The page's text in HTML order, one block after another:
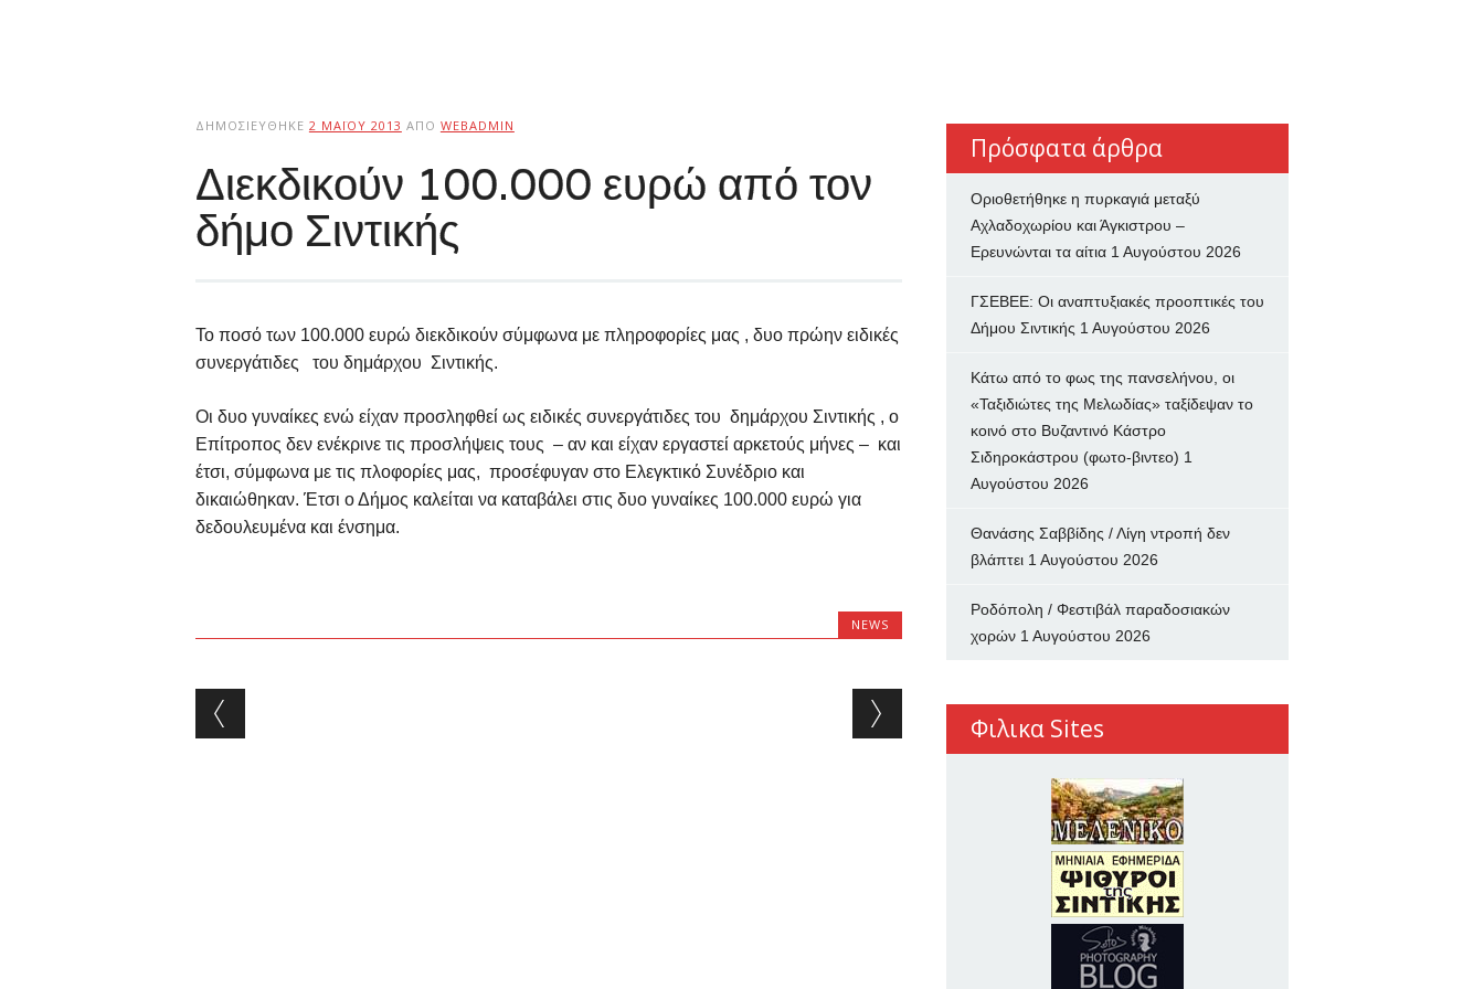
ΔΗΜΟΣΙΕΎΘΗΚΕ 2 ΜΑΪ́ΟΥ 2013 ΑΠΌ WEBADMIN
Διεκδικούν 100.000 ευρώ από τον
δήμο Σιντικής
Το ποσό των 100.000 ευρώ διεκδικούν σύμφωνα με πληροφορίες μας , δυο πρώην ειδικές
συνεργάτιδες του δημάρχου Σιντικής.
Οι δυο γυναίκες ενώ είχαν προσληφθεί ως ειδικές συνεργάτιδες του δημάρχου Σιντικής , ο
Επίτροπος δεν ενέκρινε τις προσλήψεις τους – αν και είχαν εργαστεί αρκετούς μήνες – και
έτσι, σύμφωνα με τις πλοφορίες μας, προσέφυγαν στο Ελεγκτικό Συνέδριο και
δικαιώθηκαν. Έτσι ο Δήμος καλείται να καταβάλει στις δυο γυναίκες 100.000 ευρώ για
δεδουλευμένα και ένσημα.
NEWS
Post navigation
Πρόσφατα άρθρα
Οριοθετήθηκε η πυρκαγιά μεταξύ
Αχλαδοχωρίου και Άγκιστρου –
Ερευνώνται τα αίτια 1 Αυγούστου 2026
ΓΣΕΒΕΕ: Οι αναπτυξιακές προοπτικές του
Δήμου Σιντικής 1 Αυγούστου 2026
Κάτω από το φως της πανσελήνου, οι
«Ταξιδιώτες της Μελωδίας» ταξίδεψαν το
κοινό στο Βυζαντινό Κάστρο
Σιδηροκάστρου (φωτο-βιντεο) 1
Αυγούστου 2026
Θανάσης Σαββίδης / Λίγη ντροπή δεν
βλάπτει 1 Αυγούστου 2026
Ροδόπολη / Φεστιβάλ παραδοσιακών
χορών 1 Αυγούστου 2026
Φιλικα Sites